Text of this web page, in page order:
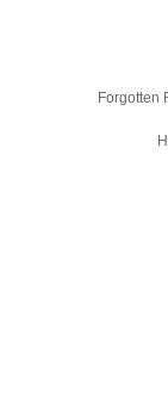
Forgotten